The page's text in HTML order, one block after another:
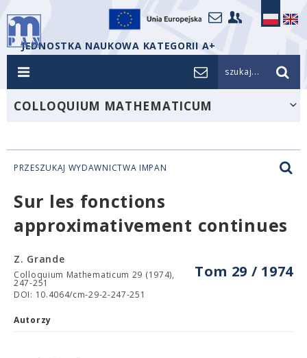
JEDNOSTKA NAUKOWA KATEGORII A+
szukaj...
COLLOQUIUM MATHEMATICUM
PRZESZUKAJ WYDAWNICTWA IMPAN
Sur les fonctions
approximativement continues
Tom 29 / 1974
Z. Grande
Colloquium Mathematicum 29 (1974),
247-251
DOI: 10.4064/cm-29-2-247-251
Autorzy